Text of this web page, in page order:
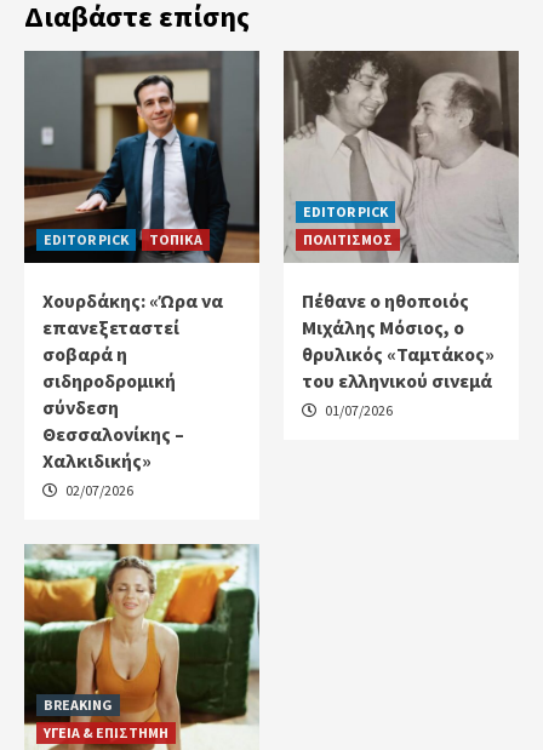
Διαβάστε επίσης
EDITOR PICK ΤΟΠΙΚΑ
Χουρδάκης: «Ώρα να
επανεξεταστεί
σοβαρά η
σιδηροδρομική
σύνδεση
Θεσσαλονίκης –
Χαλκιδικής»
02/07/2026
EDITOR PICK
ΠΟΛΙΤΙΣΜΟΣ
Πέθανε ο ηθοποιός
Μιχάλης Μόσιος, ο
θρυλικός «Ταμτάκος»
του ελληνικού σινεμά
01/07/2026
BREAKING
ΥΓΕΙΑ & ΕΠΙΣΤΗΜΗ